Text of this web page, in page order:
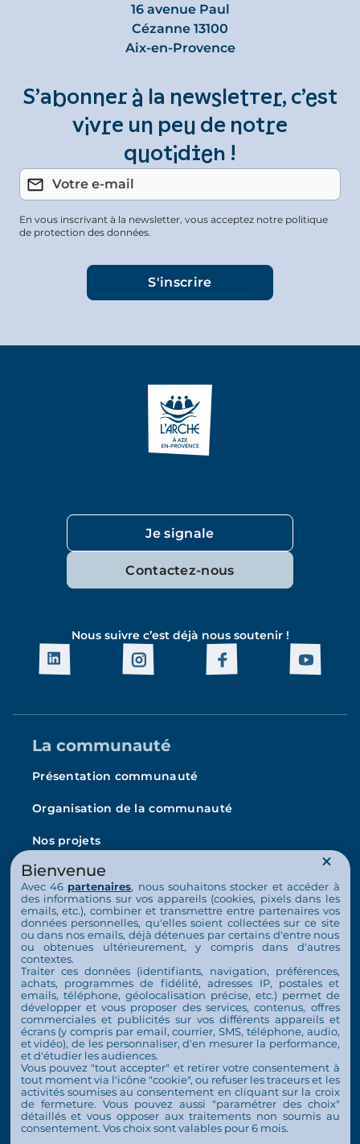
16 avenue Paul
Cézanne 13100
Aix-en-Provence
S’abonner à la newsletter, c’est
vivre un peu de notre
quotidien !
En vous inscrivant à la newsletter, vous acceptez notre politique
de protection des données.
Je signale
Contactez-nous
Nous suivre c’est déjà nous soutenir !
La communauté
Présentation communauté
Organisation de la communauté
Nos projets
L’Arche en France
La vie au quotidien
Nos activités
Nous soutenir
S’engager
Nous soutenir
Contact
Espace Presse
Bienvenue
Avec 46 partenaires, nous souhaitons stocker et accéder à
des informations sur vos appareils (cookies, pixels dans les
emails, etc.), combiner et transmettre entre partenaires vos
données personnelles, qu'elles soient collectées sur ce site
ou dans nos emails, déjà détenues par certains d'entre nous
ou obtenues ultérieurement, y compris dans d'autres
contextes.
Traiter ces données (identifiants, navigation, préférences,
achats, programmes de fidélité, adresses IP, postales et
emails, téléphone, géolocalisation précise, etc.) permet de
développer et vous proposer des services, contenus, offres
commerciales et publicités sur vos différents appareils et
écrans (y compris par email, courrier, SMS, téléphone, audio,
et vidéo), de les personnaliser, d'en mesurer la performance,
et d'étudier les audiences.
Vous pouvez "tout accepter" et retirer votre consentement à
tout moment via l'icône "cookie", ou refuser les traceurs et les
activités soumises au consentement en cliquant sur la croix
de fermeture. Vous pouvez aussi "paramétrer des choix"
détaillés et vous opposer aux traitements non soumis au
consentement. Vos choix sont valables pour 6 mois.